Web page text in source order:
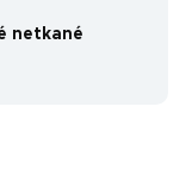
netkané